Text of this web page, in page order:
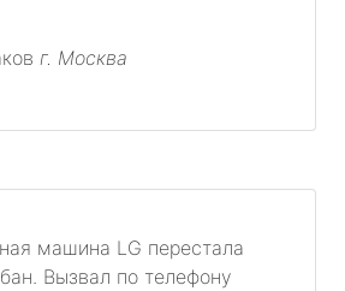
г. Москва
машина LG перестала
Вызвал по телефону